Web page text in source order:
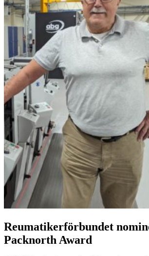
Reumatikerförbundet
Packnorth Award